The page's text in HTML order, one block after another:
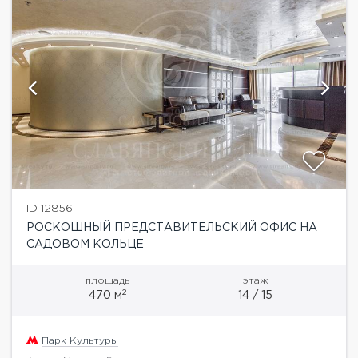
ID 12856
РОСКОШНЫЙ ПРЕДСТАВИТЕЛЬСКИЙ ОФИС НА
САДОВОМ КОЛЬЦЕ
площадь
470 м2
этаж
14 / 15
Парк Культуры